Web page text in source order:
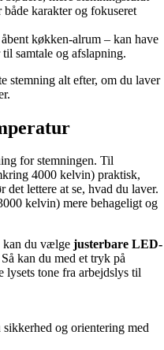
karakter og fokuseret
køkken-alrum – kan have
samtale og afslapning.
stemning alt efter, om du laver
for stemningen. Til
4000 kelvin) praktisk,
lettere at se, hvad du laver.
kelvin) mere behageligt og
kan du vælge justerbare LED-
kan du med et tryk på
lysets tone fra arbejdslys til
og orientering med